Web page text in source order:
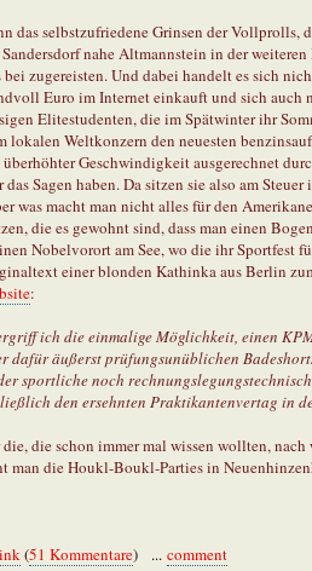
das selbstzufriedene Grinsen der Vollprolls,
nahe Altmannstein in der
bei zugereisten. Und dabei handelt es sich
Euro im Internet einkauft und sich auch
Elitestudenten, die im Spätwinter ihr
lokalen Weltkonzern den neuesten
Geschwindigkeit ausgerechnet
das Sagen haben. Da sitzen sie also am
was macht man nicht alles für den
die es gewohnt sind, dass man einen
Nobelvorort am See, wo die ihr Sportfest
einer blonden Kathinka aus Berlin
:
ich die einmalige Möglichkeit, einen
dafür äußerst prüfungsunüblichen
sportliche noch
den ersehnten Praktikantenvertag in
die, die schon immer mal wissen wollten,
man die Houkl-Boukl-Parties in
(51 Kommentare) ... comment